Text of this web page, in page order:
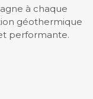
à chaque
géothermique
performante.